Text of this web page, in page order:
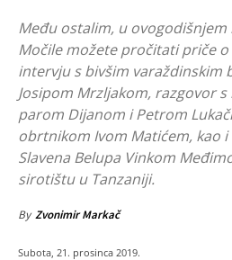
Među ostalim, u
Močile možete pročitati priče
intervju s bivšim varaždinskim
Josipom Mrzljakom, razgovor
parom Dijanom i Petrom
obrtnikom Ivom Matićem, kao
Slavena Belupa Vinkom
sirotištu u Tanzaniji.
By Zvonimir Markač
Subota, 21. prosinca 2019.